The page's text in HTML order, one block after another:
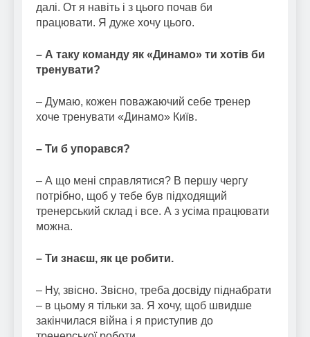
далі. От я навіть і з цього почав би
працювати. Я дуже хочу цього.
– А таку команду як «Динамо» ти хотів би
тренувати?
– Думаю, кожен поважаючий себе тренер
хоче тренувати «Динамо» Київ.
– Ти б упорався?
– А що мені справлятися? В першу чергу
потрібно, щоб у тебе був підходящий
тренерський склад і все. А з усіма працювати
можна.
– Ти знаєш, як це робити.
– Ну, звісно. Звісно, треба досвіду піднабрати
– в цьому я тільки за. Я хочу, щоб швидше
закінчилася війна і я приступив до